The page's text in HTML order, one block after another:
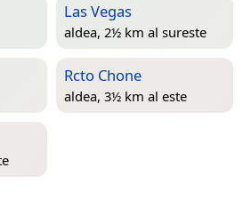
Las Vegas
aldea, 2½ km al sureste
Rcto Chone
aldea, 3½ km al este